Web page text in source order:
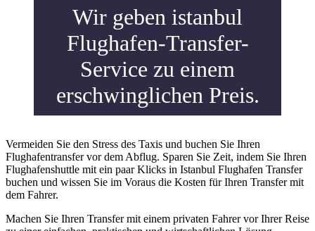
Wir geben istanbul
Flughafen-Transfer-
Service zu einem
erschwinglichen Preis.
Vermeiden Sie den Stress des Taxis und buchen Sie Ihren
Flughafentransfer vor dem Abflug. Sparen Sie Zeit, indem Sie Ihren
Flughafenshuttle mit ein paar Klicks in Istanbul Flughafen Transfer
buchen und wissen Sie im Voraus die Kosten für Ihren Transfer mit
dem Fahrer.
Machen Sie Ihren Transfer mit einem privaten Fahrer vor Ihrer Reise